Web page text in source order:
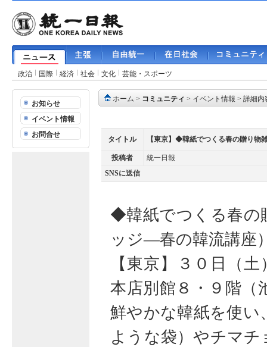
政治 国際 経済 社会 文化 芸能・スポーツ
お知らせ
イベント情報
お問合せ
ホーム > コミュニティ > イベント情報 > 詳細内
タイトル 【東京】◆韓紙でつくる春の贈り物
投稿者
統一日報
SNSに送信
◆韓紙でつくる春の
ッジ―春の韓流講座
【東京】３０日（
本店別館８・９階（
鮮やかな韓紙を使い
ような袋）やチマ